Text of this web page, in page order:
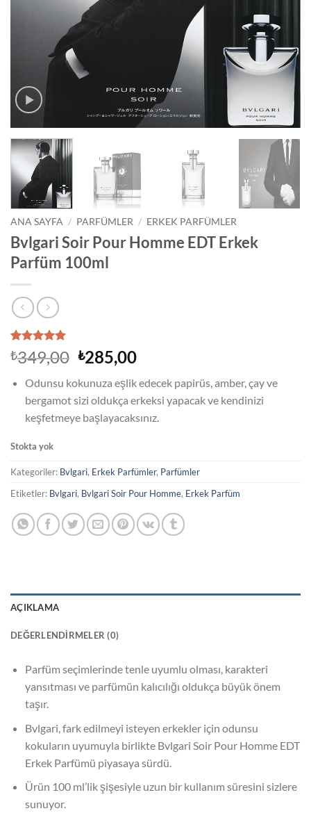
ANA SAYFA / PARFÜMLER / ERKEK PARFÜMLER
Bvlgari Soir Pour Homme EDT Erkek
Parfüm 100ml
1
müşteri
puanına
5 üzerinden
puan aldı
₺349,00 Orijinal
fiyat:
₺349,00.
₺285,00Şu
fiyat:
₺285,00.
Odunsu kokunuza eşlik edecek papirüs, amber, çay ve
bergamot sizi oldukça erkeksi yapacak ve kendinizi
keşfetmeye başlayacaksınız.
Stokta yok
Kategoriler: Bvlgari, Erkek Parfümler, Parfümler
Etiketler: Bvlgari, Bvlgari Soir Pour Homme, Erkek Parfüm
AÇIKLAMA
DEĞERLENDIRMELER (0)
Parfüm seçimlerinde tenle uyumlu olması, karakteri
yansıtması ve parfümün kalıcılığı oldukça büyük önem
taşır.
Bvlgari, fark edilmeyi isteyen erkekler için odunsu
kokuların uyumuyla birlikte Bvlgari Soir Pour Homme EDT
Erkek Parfümü piyasaya sürdü.
Ürün 100 ml’lik şişesiyle uzun bir kullanım süresini sizlere
sunuyor.